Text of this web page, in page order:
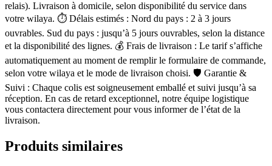
relais). Livraison à domicile, selon disponibilité du service dans
votre wilaya. ⏱ Délais estimés : Nord du pays : 2 à 3 jours
ouvrables. Sud du pays : jusqu’à 5 jours ouvrables, selon la distance
et la disponibilité des lignes. 💰 Frais de livraison : Le tarif s’affiche
automatiquement au moment de remplir le formulaire de commande,
selon votre wilaya et le mode de livraison choisi. 🛡 Garantie &
Suivi : Chaque colis est soigneusement emballé et suivi jusqu’à sa
réception. En cas de retard exceptionnel, notre équipe logistique
vous contactera directement pour vous informer de l’état de la
livraison.
Produits similaires